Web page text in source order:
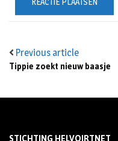
Previous article
Tippie zoekt nieuw baasje